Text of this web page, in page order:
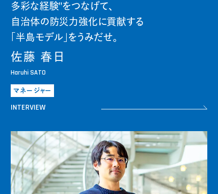
多彩な経験"をつなげて、
自治体の防災力強化に貢献する
「半島モデル」をうみだせ。
佐藤 春日
Haruhi SATO
マネージャー
INTERVIEW